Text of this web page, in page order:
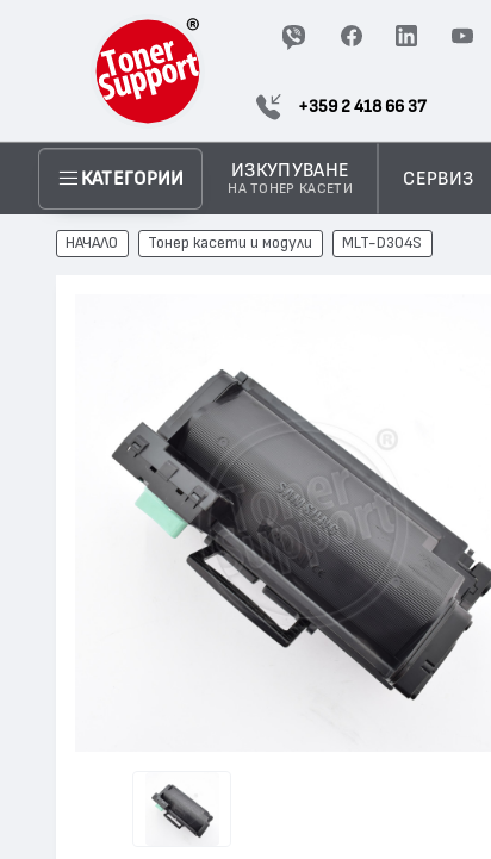
+359 2 418 66 37
КАТЕГОРИИ ИЗКУПУВАНЕ
НА ТОНЕР КАСЕТИ
СЕРВИЗ
НАЧАЛО Тонер касети и модули MLT-D304S